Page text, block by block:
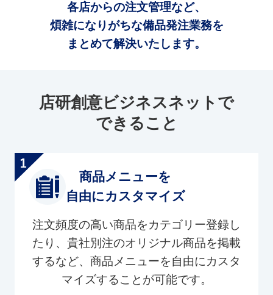
各店からの注文管理など、
煩雑になりがちな備品発注業務を
まとめて解決いたします。
店研創意ビジネスネットで
できること
商品メニューを
自由にカスタマイズ
注文頻度の高い商品をカテゴリー登録し
たり、貴社別注のオリジナル商品を掲載
するなど、商品メニューを自由にカスタ
マイズすることが可能です。